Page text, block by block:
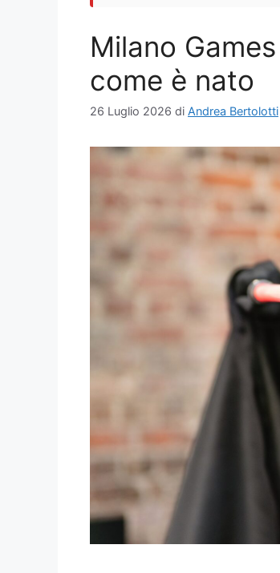
Milano
come è nato
26 Luglio 2026 di Andrea Bertolotti